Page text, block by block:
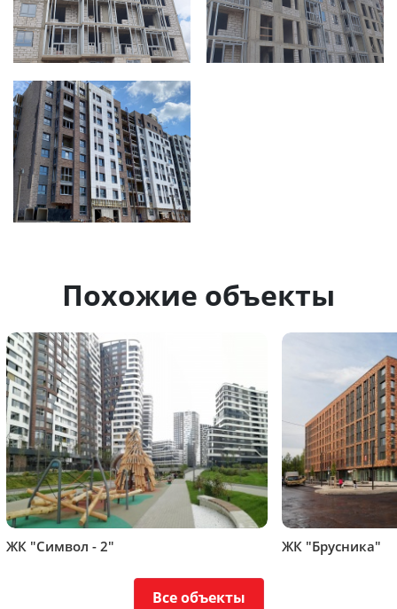
Похожие объекты
ЖК "Символ - 2" ЖК "Брусника"
Все объекты